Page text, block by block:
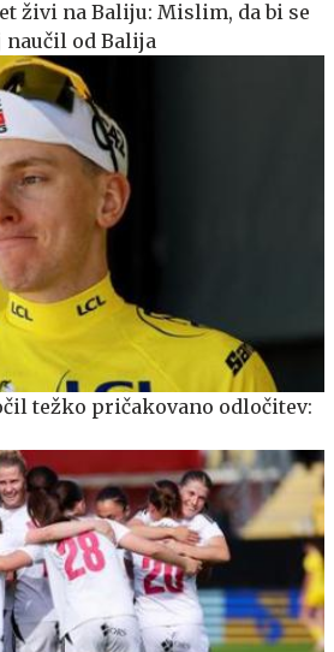
živi na Baliju: Mislim, da bi se
naučil od Balija
težko pričakovano odločitev: